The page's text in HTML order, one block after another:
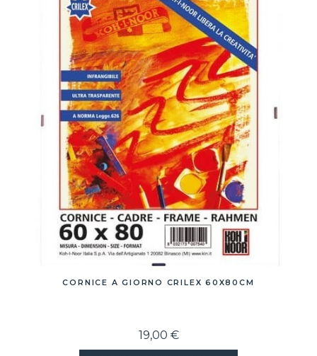
CORNICE A GIORNO CRILEX 60X80CM
19,00 €